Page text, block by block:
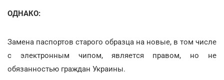
ОДНАКО:
Замена паспортов старого образца на новые, в том числе
с электронным чипом, является правом, но не
обязанностью граждан Украины.